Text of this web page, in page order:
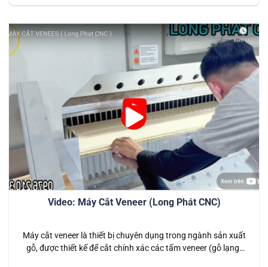
xuất nội thất, giúp tạo ra các sản phẩm có độ bóng đẹp, độ…
Video: Máy Cắt Veneer (Long Phát CNC)
Máy cắt veneer là thiết bị chuyên dụng trong ngành sản xuất
gỗ, được thiết kế để cắt chính xác các tấm veneer (gỗ lạng)